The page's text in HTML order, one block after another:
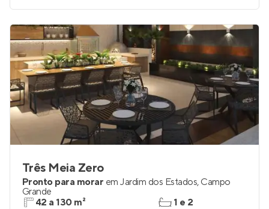
Três Meia Zero
Pronto para morar em Jardim dos Estados, Campo
Grande
42 a 130 m²
1 e 2